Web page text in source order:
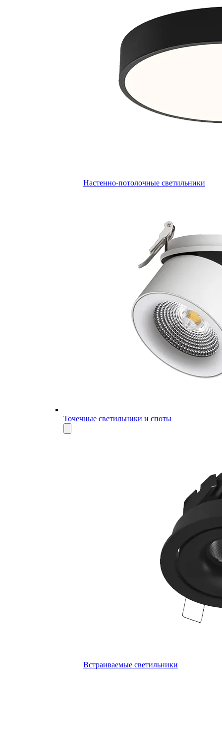
Настенно-потолочные светильники
Точечные светильники и споты
Встраиваемые светильники